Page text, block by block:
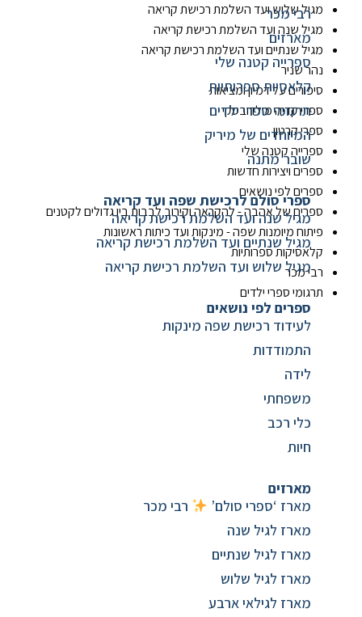
מגיל שלוש ועד השלמת רכישת קריאה
מגיל שנה ועד השלמת רכישת קריאה
מגיל שנתיים ועד השלמת רכישת קריאה
נהר שניר
סיפורים על דמיון ומציאות
ספרי קדיה מולדובסקי
ספרי קרטון
ספרייה קטנה שלי
ספרים ויצירות חדשות
ספרים לפי נושאים
ספרים של אהבה - להקראה וקירוב לבבות בין גדולים לקטנים
פיתוח מיומנות שפה - מינקות ועד כיתות ראשונות
קלאסיקות ספרותיות
רבי מכר
תרגומי ספרי ילדים
רבי מכר
מארזים
ספרייה קטנה שלי
קלאסיות ספרותיות
תרגומי ספרי ילדים
המיוחדים של מיריק
שובר מתנה
ספרי סולם לרכישת שפה ועד קריאה
מגיל שנה ועד השלמת רכישת קריאה
מגיל שנתיים ועד השלמת רכישת קריאה
מגיל שלוש ועד השלמת רכישת קריאה
ספרים לפי נושאים
לעידוד רכישת שפה מינקות
התמודדות
לידה
משפחתי
כלי רכב
חיות
מארזים
מארז ‘ספרי סולם’
רבי מכר
מארז לגיל שנה
מארז לגיל שנתיים
מארז לגיל שלוש
מארז לגילאי ארבע